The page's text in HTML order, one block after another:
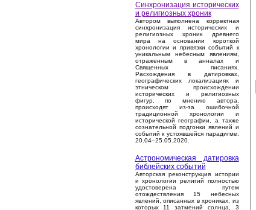
Синхронизация исторических
и религиозных хроник
Автором выполнена корректная
синхронизация исторических и
религиозных хроник древнего
мира на основании короткой
хронологии и привязки событий к
уникальным небесным явлениям,
отраженным в анналах и
Священных писаниях.
Расхождения в датировках,
географических локализациях и
этническом происхождении
исторических и религиозных
фигур, по мнению автора,
происходят из-за ошибочной
традиционной хронологии и
исторической географии, а также
сознательной подгонки явлений и
событий к устоявшейся парадигме.
20.04–25.05.2020.
Астрономическая датировка
библейских событий
Авторская реконструкция истории
и хронологии религий полностью
удостоверена путем
отождествления 15 небесных
явлений, описанных в хрониках, из
которых 11 затмений солнца, 3